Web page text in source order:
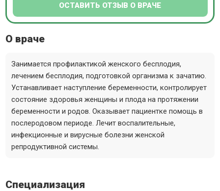
ОСТАВИТЬ ОТЗЫВ О ВРАЧЕ
О враче
Занимается профилактикой женского бесплодия,
лечением бесплодия, подготовкой организма к зачатию.
Устанавливает наступление беременности, контролирует
состояние здоровья женщины и плода на протяжении
беременности и родов. Оказывает пациентке помощь в
послеродовом периоде. Лечит воспалительные,
инфекционные и вирусные болезни женской
репродуктивной системы.
Специализация